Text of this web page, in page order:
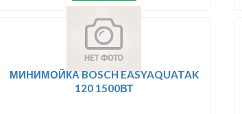
МИНИМОЙКА BOSCH EASYAQUATAK
120 1500ВТ